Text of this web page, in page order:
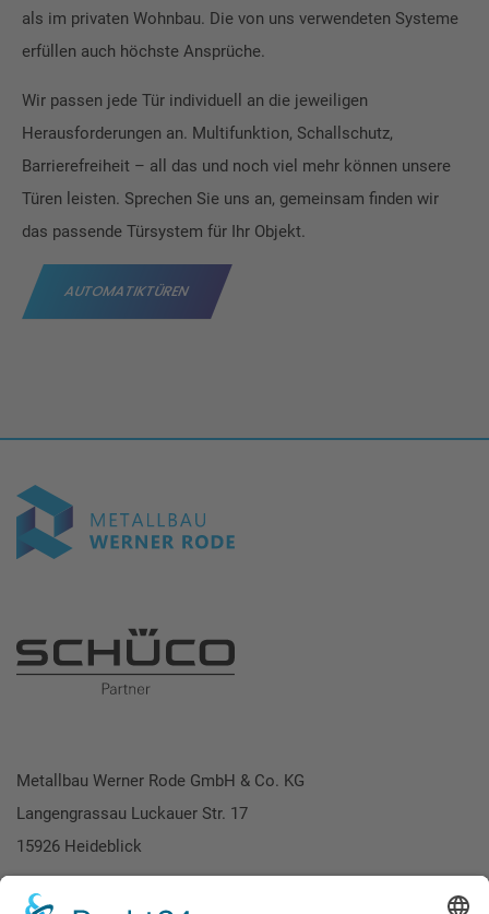
als im privaten Wohnbau. Die von uns verwendeten Systeme
erfüllen auch höchste Ansprüche.
Wir passen jede Tür individuell an die jeweiligen
Herausforderungen an. Multifunktion, Schallschutz,
Barrierefreiheit – all das und noch viel mehr können unsere
Türen leisten. Sprechen Sie uns an, gemeinsam finden wir
das passende Türsystem für Ihr Objekt.
AUTOMATIKTÜREN
Metallbau Werner Rode GmbH & Co. KG
Langengrassau Luckauer Str. 17
15926 Heideblick
Telefon: 035454 / 873610